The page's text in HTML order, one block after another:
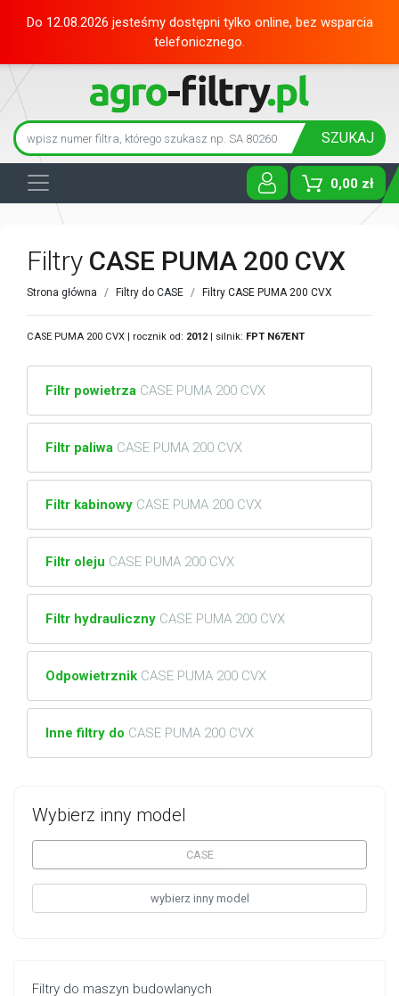
Do 12.08.2026 jesteśmy dostępni tylko online, bez wsparcia
telefonicznego.
SZUKAJ
0,00 zł
Toggle
Wybierz inny model
CASE
wybierz inny model
Filtry do maszyn budowlanych
Filtry CASE PUMA 200 CVX
Strona główna Filtry do CASE Filtry CASE PUMA 200 CVX
CASE PUMA 200 CVX | rocznik od: 2012 | silnik: FPT N67ENT
Filtr powietrza CASE PUMA 200 CVX
Filtr paliwa CASE PUMA 200 CVX
Filtr kabinowy CASE PUMA 200 CVX
Filtr oleju CASE PUMA 200 CVX
Filtr hydrauliczny CASE PUMA 200 CVX
Odpowietrznik CASE PUMA 200 CVX
Inne filtry do CASE PUMA 200 CVX